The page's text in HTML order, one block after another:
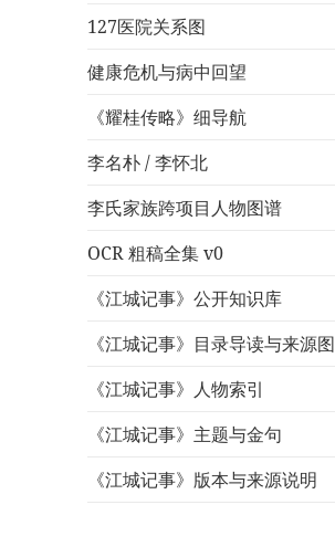
127医院关系图
健康危机与病中回望
《耀桂传略》细导航
李名朴 / 李怀北
李氏家族跨项目人物图谱
OCR 粗稿全集 v0
《江城记事》公开知识库
《江城记事》目录导读与来源图
《江城记事》人物索引
《江城记事》主题与金句
《江城记事》版本与来源说明